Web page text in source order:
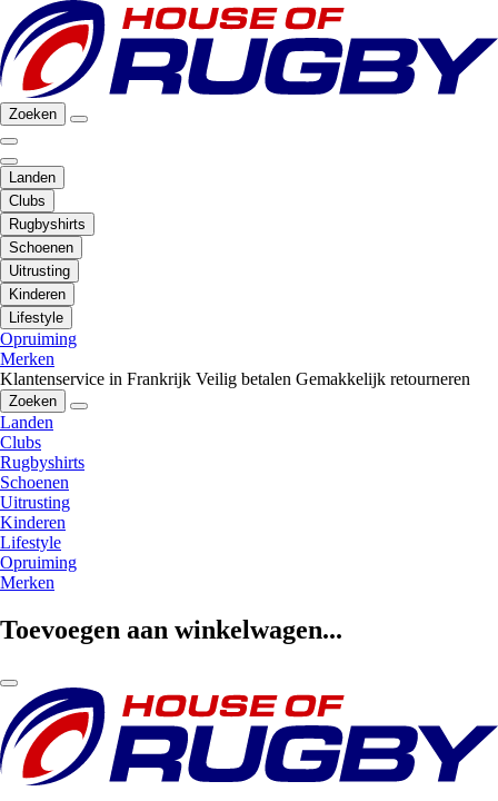
Zoeken
Landen
Clubs
Rugbyshirts
Schoenen
Uitrusting
Kinderen
Lifestyle
Opruiming
Merken
Klantenservice in Frankrijk Veilig betalen Gemakkelijk retourneren
Zoeken
Landen
Clubs
Rugbyshirts
Schoenen
Uitrusting
Kinderen
Lifestyle
Opruiming
Merken
Toevoegen aan winkelwagen...